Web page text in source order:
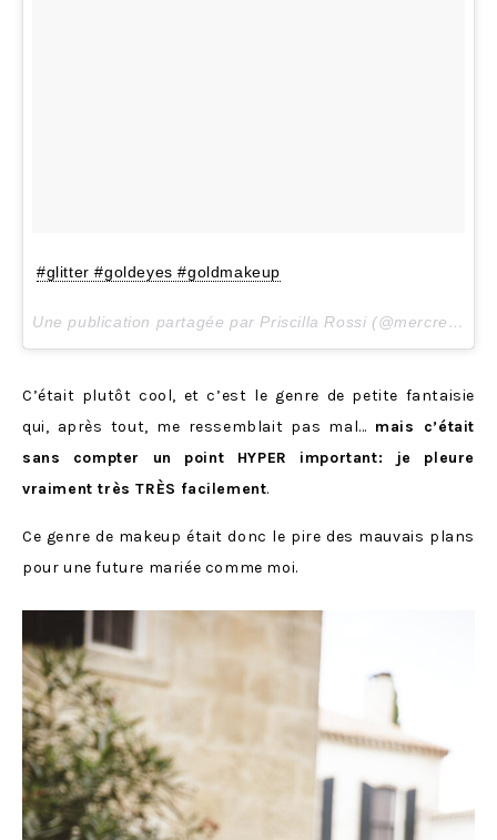
#glitter #goldeyes #goldmakeup
Une publication partagée par Priscilla Rossi (@mercredieblog) le
C’était plutôt cool, et c’est le genre de petite fantaisie
qui, après tout, me ressemblait pas mal… mais c’était
sans compter un point HYPER important: je pleure
vraiment très TRÈS facilement.
Ce genre de makeup était donc le pire des mauvais plans
pour une future mariée comme moi.